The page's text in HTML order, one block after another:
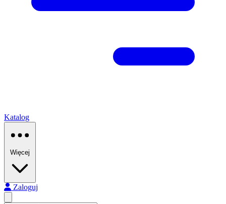
Katalog
Więcej
Zaloguj